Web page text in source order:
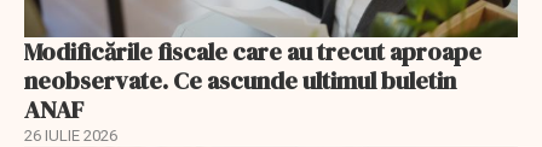
Modificările fiscale care au trecut aproape
neobservate. Ce ascunde ultimul buletin
ANAF
26 IULIE 2026